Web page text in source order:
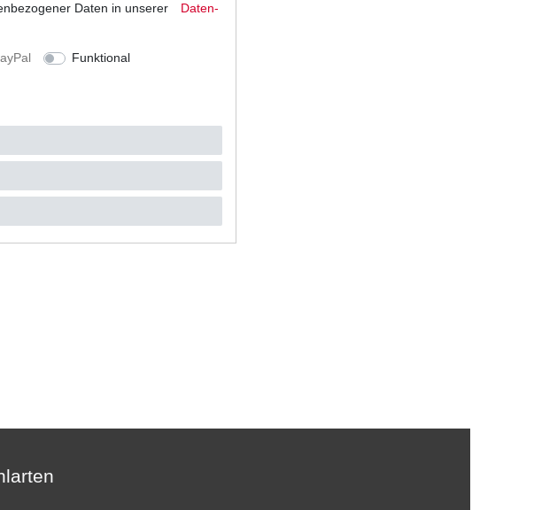
€ *
MwSt.zzgl.Versandkosten
Daten in unserer
Daten­
Funktional